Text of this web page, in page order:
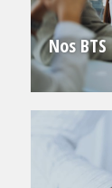
Nos BTS